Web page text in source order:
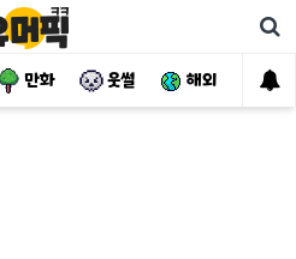
만화 웃썰 해외 핫